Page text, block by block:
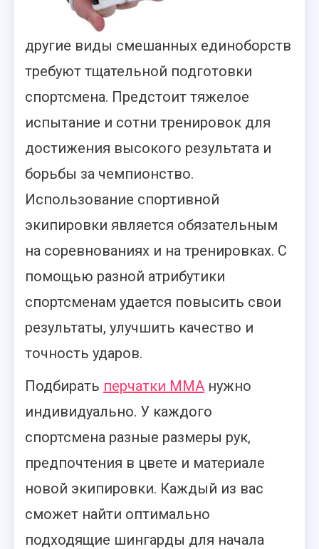
другие виды смешанных единоборств
требуют тщательной подготовки
спортсмена. Предстоит тяжелое
испытание и сотни тренировок для
достижения высокого результата и
борьбы за чемпионство.
Использование спортивной
экипировки является обязательным
на соревнованиях и на тренировках. С
помощью разной атрибутики
спортсменам удается повысить свои
результаты, улучшить качество и
точность ударов.
Подбирать перчатки ММА нужно
индивидуально. У каждого
спортсмена разные размеры рук,
предпочтения в цвете и материале
новой экипировки. Каждый из вас
сможет найти оптимально
подходящие шингарды для начала